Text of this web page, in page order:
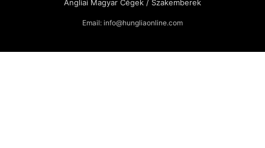
Angliai Magyar Cégek / Szakemberek
Email: info@hungliaonline.com